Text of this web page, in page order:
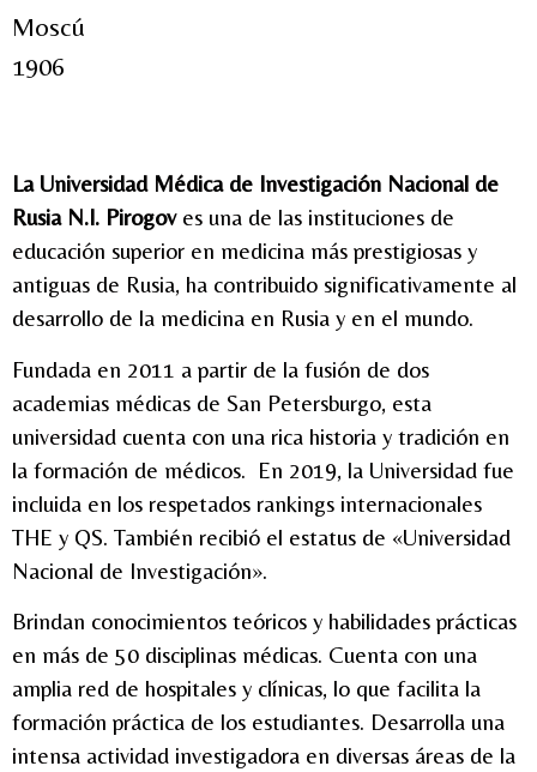
Moscú
1906
La Universidad Médica de Investigación Nacional de
Rusia N.I. Pirogoves una de las instituciones de
educación superior en medicina más prestigiosas y
antiguas de Rusia, ha contribuido significativamente al
desarrollo de la medicina en Rusia y en el mundo.
Fundada en 2011 a partir de la fusión de dos
academias médicas de San Petersburgo, esta
universidad cuenta con una rica historia y tradición en
la formación de médicos. En 2019, la Universidad fue
incluida en los respetados rankings internacionales
THE y QS. También recibió el estatus de «Universidad
Nacional de Investigación».
Brindan conocimientos teóricos y habilidades prácticas
en más de 50 disciplinas médicas. Cuenta con una
amplia red de hospitales y clínicas, lo que facilita la
formación práctica de los estudiantes. Desarrolla una
intensa actividad investigadora en diversas áreas de la